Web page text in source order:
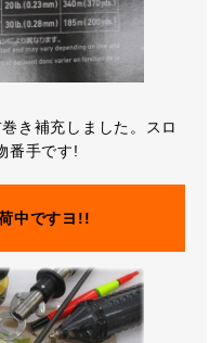
き補充しました。スロ
番手です!
荷中ですヨ!!